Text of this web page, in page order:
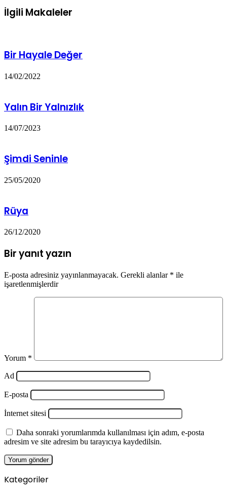
İlgili Makaleler
Bir Hayale Değer
14/02/2022
Yalın Bir Yalnızlık
14/07/2023
Şimdi Seninle
25/05/2020
Rüya
26/12/2020
Bir yanıt yazın
E-posta adresiniz yayınlanmayacak. Gerekli alanlar * ile
işaretlenmişlerdir
Yorum *
Ad
E-posta
İnternet sitesi
Daha sonraki yorumlarımda kullanılması için adım, e-posta
adresim ve site adresim bu tarayıcıya kaydedilsin.
Kategoriler